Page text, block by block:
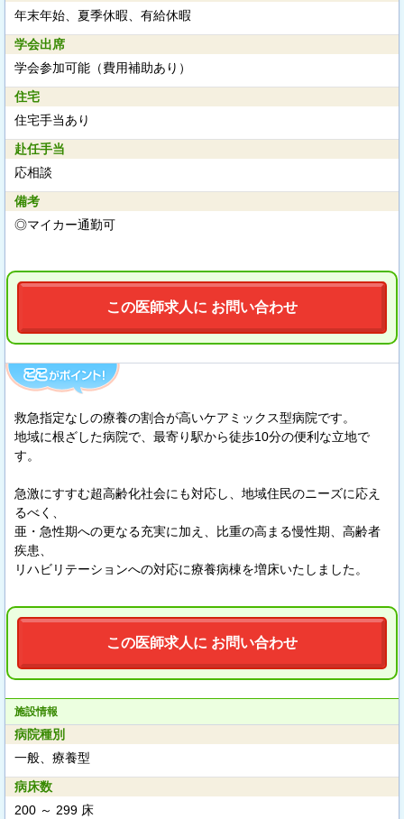
年末年始、夏季休暇、有給休暇
学会出席
学会参加可能（費用補助あり）
住宅
住宅手当あり
赴任手当
応相談
備考
◎マイカー通勤可
この医師求人に お問い合わせ
救急指定なしの療養の割合が高いケアミックス型病院です。
地域に根ざした病院で、最寄り駅から徒歩10分の便利な立地で
す。
急激にすすむ超高齢化社会にも対応し、地域住民のニーズに応え
るべく、
亜・急性期への更なる充実に加え、比重の高まる慢性期、高齢者
疾患、
リハビリテーションへの対応に療養病棟を増床いたしました。
この医師求人に お問い合わせ
施設情報
病院種別
一般、療養型
病床数
200 ～ 299 床